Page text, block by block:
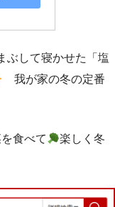
ぶして寝かせた「塩
我が家の冬の定番
食べて
楽しく冬